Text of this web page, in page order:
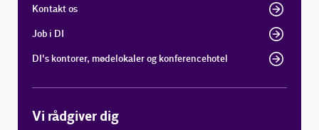
Kontakt os
Job i DI
DI's kontorer, mødelokaler og konferencehotel
Vi rådgiver dig